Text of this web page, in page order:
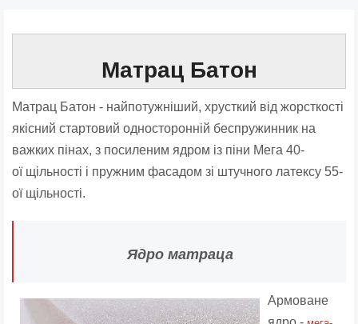
Матрац Батон
Матрац Батон - найпотужніший, хрусткий від жорсткості
якісний стартовий односторонній беспружинник на
важких пінах, з посиленим ядром із піни Мега 40-
ої щільності і пружним фасадом зі штучного латексу 55-
ої щільності.
Ядро матраца
Армоване